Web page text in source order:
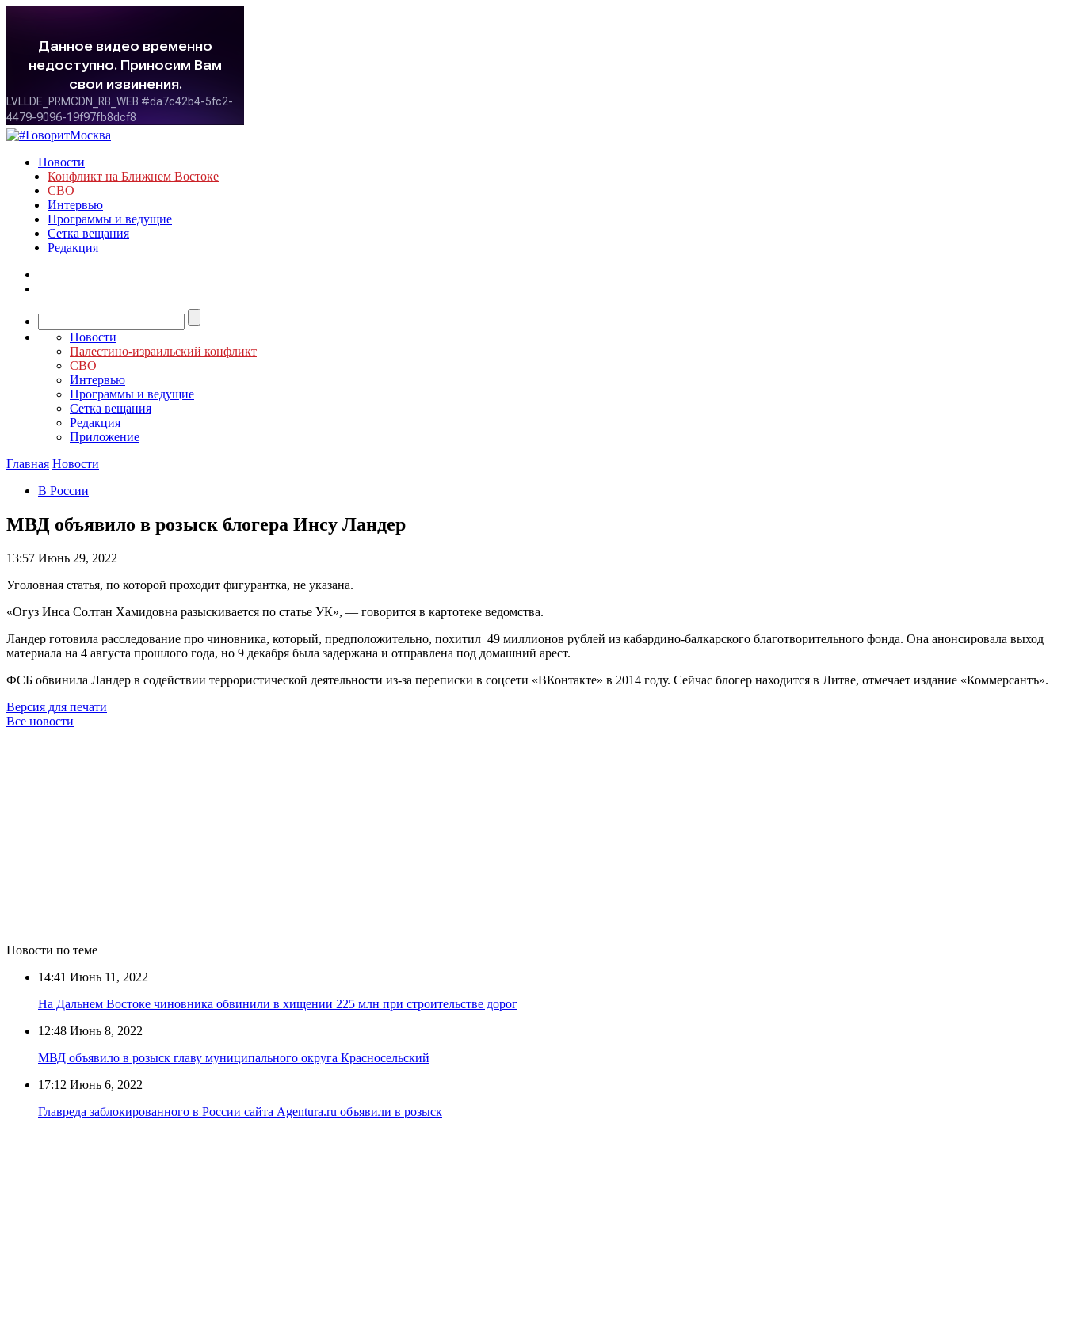
Новости
Конфликт на Ближнем Востоке
СВО
Интервью
Программы и ведущие
Сетка вещания
Редакция
Новости
Палестино-израильский конфликт
СВО
Интервью
Программы и ведущие
Сетка вещания
Редакция
Приложение
Главная Новости
В России
МВД объявило в розыск блогера Инсу Ландер
13:57 Июнь 29, 2022
Уголовная статья, по которой проходит фигурантка, не указана.
«Огуз Инса Солтан Хамидовна разыскивается по статье УК», — говорится в картотеке ведомства.
Ландер готовила расследование про чиновника, который, предположительно, похитил 49 миллионов рублей из кабардино-балкарского благотворительного фонда. Она анонсировала выход
материала на 4 августа прошлого года, но 9 декабря была задержана и отправлена под домашний арест.
ФСБ обвинила Ландер в содействии террористической деятельности из-за переписки в соцсети «ВКонтакте» в 2014 году. Сейчас блогер находится в Литве, отмечает издание «Коммерсантъ».
Версия для печати
Все новости
Новости по теме
14:41 Июнь 11, 2022
На Дальнем Востоке чиновника обвинили в хищении 225 млн при строительстве дорог
12:48 Июнь 8, 2022
МВД объявило в розыск главу муниципального округа Красносельский
17:12 Июнь 6, 2022
Главреда заблокированного в России сайта Agentura.ru объявили в розыск